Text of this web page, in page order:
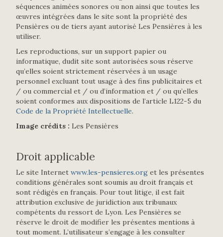
séquences animées sonores ou non ainsi que toutes les
œuvres intégrées dans le site sont la propriété des
Pensières ou de tiers ayant autorisé Les Pensières à les
utiliser.
Les reproductions, sur un support papier ou
informatique, dudit site sont autorisées sous réserve
qu’elles soient strictement réservées à un usage
personnel excluant tout usage à des fins publicitaires et
/ ou commercial et / ou d’information et / ou qu’elles
soient conformes aux dispositions de l’article L122-5 du
Code de la Propriété Intellectuelle.
Image crédits : Les Pensières
Droit applicable
Le site Internet www.les-pensieres.org et les présentes
conditions générales sont soumis au droit français et
sont rédigés en français. Pour tout litige, il est fait
attribution exclusive de juridiction aux tribunaux
compétents du ressort de Lyon. Les Pensières se
réserve le droit de modifier les présentes mentions à
tout moment. L’utilisateur s’engage à les consulter